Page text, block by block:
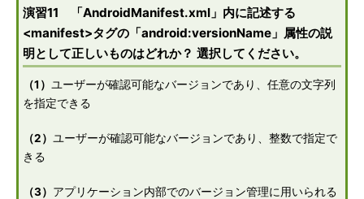
演習11 「AndroidManifest.xml」内に記述する
<manifest>タグの「android:versionName」属性の説
明として正しいものはどれか？ 選択してください。
（1） ユーザーが確認可能なバージョンであり、任意の文字列
を指定できる
（2） ユーザーが確認可能なバージョンであり、整数で指定で
きる
（3） アプリケーション内部でのバージョン管理に用いられる